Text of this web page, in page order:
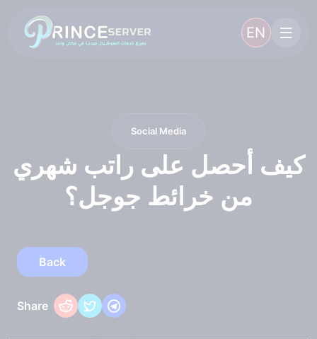
EN
Social Media
كيف أحصل على راتب شهري
من خرائط جوجل؟
Back
Share